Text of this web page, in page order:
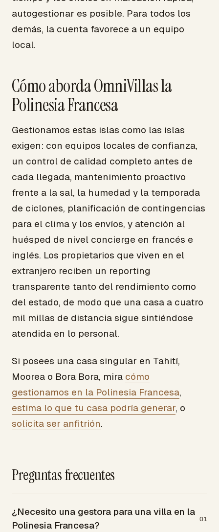
autogestionar es posible. Para todos los
demás, la cuenta favorece a un equipo
local.
Cómo aborda OmniVillas la
Polinesia Francesa
Gestionamos estas islas como las islas
exigen: con equipos locales de confianza,
un control de calidad completo antes de
cada llegada, mantenimiento proactivo
frente a la sal, la humedad y la temporada
de ciclones, planificación de contingencias
para el clima y los envíos, y atención al
huésped de nivel concierge en francés e
inglés. Los propietarios que viven en el
extranjero reciben un reporting
transparente tanto del rendimiento como
del estado, de modo que una casa a cuatro
mil millas de distancia sigue sintiéndose
atendida en lo personal.
Si posees una casa singular en Tahití,
Moorea o Bora Bora, mira cómo
gestionamos en la Polinesia Francesa,
estima lo que tu casa podría generar, o
solicita ser anfitrión.
Preguntas frecuentes
¿Necesito una gestora para una villa en la
Polinesia Francesa?
01